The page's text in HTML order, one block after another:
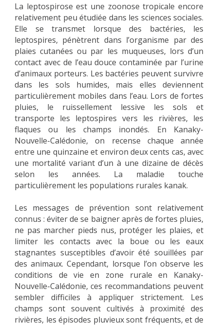
La leptospirose est une zoonose tropicale encore
relativement peu étudiée dans les sciences sociales.
Elle se transmet lorsque des bactéries, les
leptospires, pénètrent dans l’organisme par des
plaies cutanées ou par les muqueuses, lors d’un
contact avec de l’eau douce contaminée par l’urine
d’animaux porteurs. Les bactéries peuvent survivre
dans les sols humides, mais elles deviennent
particulièrement mobiles dans l’eau. Lors de fortes
pluies, le ruissellement lessive les sols et
transporte les leptospires vers les rivières, les
flaques ou les champs inondés. En Kanaky-
Nouvelle-Calédonie, on recense chaque année
entre une quinzaine et environ deux cents cas, avec
une mortalité variant d’un à une dizaine de décès
selon les années. La maladie touche
particulièrement les populations rurales kanak.
Les messages de prévention sont relativement
connus : éviter de se baigner après de fortes pluies,
ne pas marcher pieds nus, protéger les plaies, et
limiter les contacts avec la boue ou les eaux
stagnantes susceptibles d’avoir été souillées par
des animaux. Cependant, lorsque l’on observe les
conditions de vie en zone rurale en Kanaky-
Nouvelle-Calédonie, ces recommandations peuvent
sembler difficiles à appliquer strictement. Les
champs sont souvent cultivés à proximité des
rivières, les épisodes pluvieux sont fréquents, et de